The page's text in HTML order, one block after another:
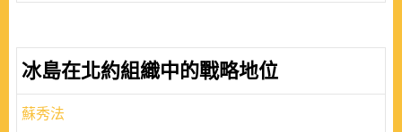
冰島在北約組織中的戰略地位
蘇秀法